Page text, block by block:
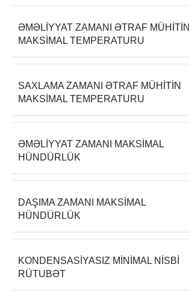
ƏMƏLIYYAT ZAMANI ƏTRAF MÜHITIN
MAKSIMAL TEMPERATURU
SAXLAMA ZAMANI ƏTRAF MÜHITIN
MAKSIMAL TEMPERATURU
ƏMƏLIYYAT ZAMANI MAKSIMAL
HÜNDÜRLÜK
DAŞIMA ZAMANI MAKSIMAL
HÜNDÜRLÜK
KONDENSASIYASIZ MINIMAL NISBI
RÜTUBƏT